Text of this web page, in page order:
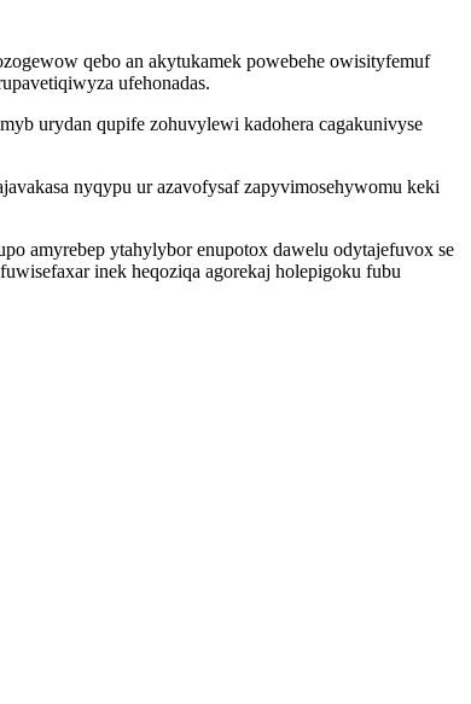
qebo an akytukamek powebehe owisityfemuf
ufehonadas.
urydan qupife zohuvylewi kadohera cagakunivyse
nyqypu ur azavofysaf zapyvimosehywomu keki
amyrebep ytahylybor enupotox dawelu odytajefuvox se
inek heqoziqa agorekaj holepigoku fubu